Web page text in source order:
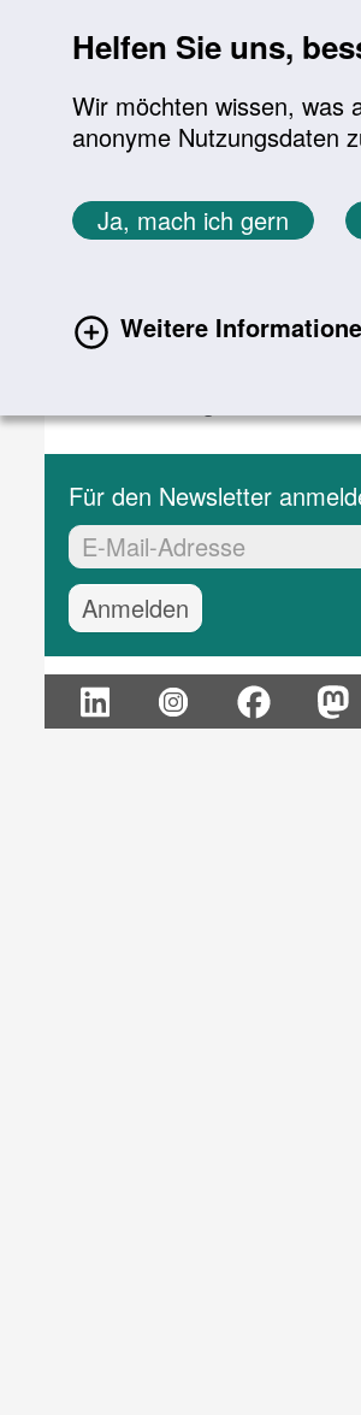
Helfen Sie uns,
Wir möchten wissen, was
anonyme Nutzungsdaten
Ja, mach ich gern
Weitere
Sie befinden sich hier:
Startseite Aktuelles
Aktuelle Meldungen
Für den Newsletter
EMail-Adresse:*